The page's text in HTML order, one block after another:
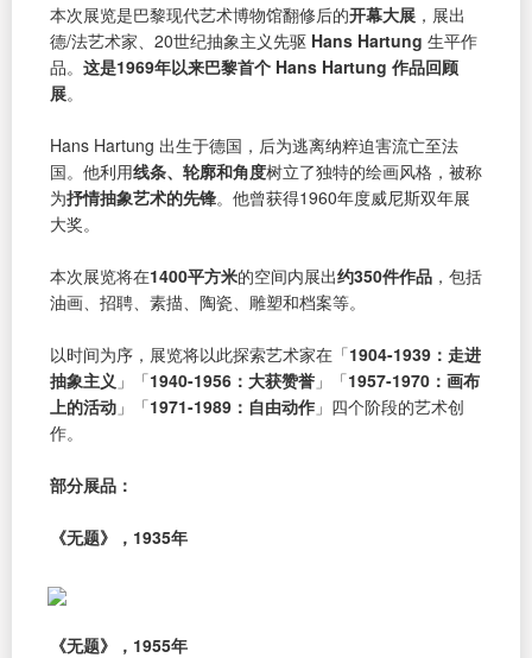
本次展览是巴黎现代艺术博物馆翻修后的开幕大展 ，展出
德/法艺术家、20世纪抽象主义先驱 Hans Hartung 生平作
品。 这是1969年以来巴黎首个 Hans Hartung 作品回顾
展。
Hans Hartung 出生于德国，后为逃离纳粹迫害流亡至法
国。他利用线条、轮廓和角度树立了独特的绘画风格，被称
为抒情抽象艺术的先锋。他曾获得1960年度威尼斯双年展
大奖。
本次展览将在1400平方米的空间内展出约350件作品 ，包括
油画、招聘、素描、陶瓷、雕塑和档案等。
以时间为序，展览将以此探索艺术家在「1904-1939：走进
抽象主义 」「1940-1956：大获赞誉 」「1957-1970：画布
上的活动 」「1971-1989：自由动作 」四个阶段的艺术创
作。
部分展品：
《无题》，1935年
《无题》，1955年